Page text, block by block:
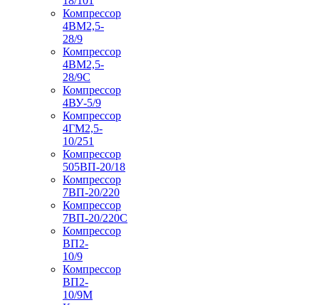
Компрессор
4ВМ2,5-
28/9
Компрессор
4ВМ2,5-
28/9С
Компрессор
4ВУ-5/9
Компрессор
4ГМ2,5-
10/251
Компрессор
505ВП-20/18
Компрессор
7ВП-20/220
Компрессор
7ВП-20/220С
Компрессор
ВП2-
10/9
Компрессор
ВП2-
10/9М